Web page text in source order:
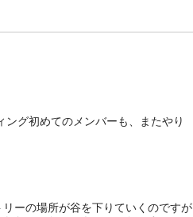
グ初めてのメンバーも、またやり
ーの場所が谷を下りていくのですが